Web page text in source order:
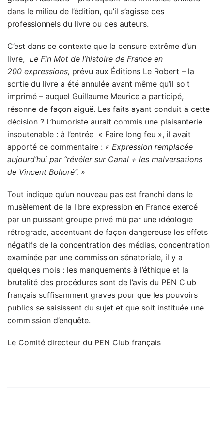
dans le milieu de l’édition, qu’il s’agisse des
professionnels du livre ou des auteurs.
C’est dans ce contexte que la censure extrême d’un
livre, Le Fin Mot de l’histoire de France en
200 expressions, prévu aux Éditions Le Robert – la
sortie du livre a été annulée avant même qu’il soit
imprimé – auquel Guillaume Meurice a participé,
résonne de façon aiguë. Les faits ayant conduit à cette
décision ? L’humoriste aurait commis une plaisanterie
insoutenable : à l’entrée « Faire long feu », il avait
apporté ce commentaire : « Expression remplacée
aujourd’hui par “révéler sur Canal + les malversations
de Vincent Bolloré”. »
Tout indique qu’un nouveau pas est franchi dans le
musèlement de la libre expression en France exercé
par un puissant groupe privé mû par une idéologie
rétrograde, accentuant de façon dangereuse les effets
négatifs de la concentration des médias, concentration
examinée par une commission sénatoriale, il y a
quelques mois : les manquements à l’éthique et la
brutalité des procédures sont de l’avis du PEN Club
français suffisamment graves pour que les pouvoirs
publics se saisissent du sujet et que soit instituée une
commission d’enquête.
Le Comité directeur du PEN Club français